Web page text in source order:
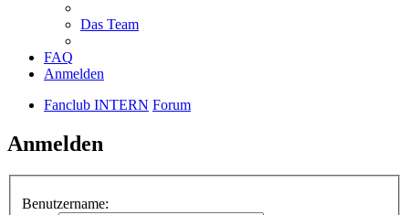
Das Team
FAQ
Anmelden
Fanclub INTERN Forum
Anmelden
Benutzername: